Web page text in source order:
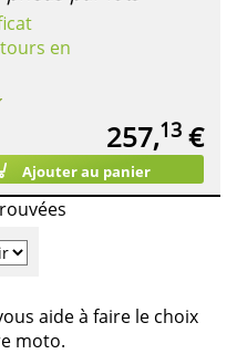
en
257,13 €
Ajouter au panier
aide à faire le choix
moto.